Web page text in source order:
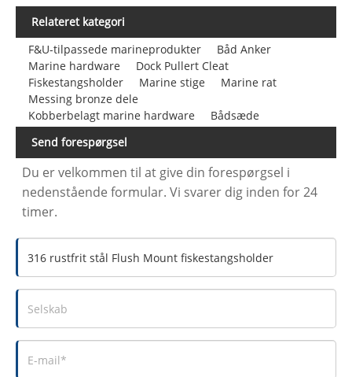
Relateret kategori
F&U-tilpassede marineprodukter
Båd Anker
Marine hardware
Dock Pullert Cleat
Fiskestangsholder
Marine stige
Marine rat
Messing bronze dele
Kobberbelagt marine hardware
Bådsæde
Send forespørgsel
Du er velkommen til at give din forespørgsel i
nedenstående formular. Vi svarer dig inden for 24
timer.